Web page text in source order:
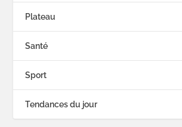
Plateau
Santé
Sport
Tendances du jour